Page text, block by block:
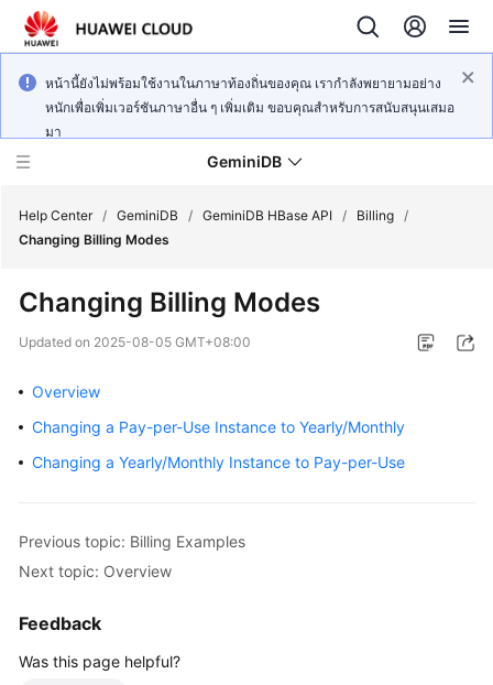
หน้านี้ยังไม่พร้อมใช้งานในภาษาท้องถิ่นของคุณ เรากำลังพยายามอย่าง
หนักเพื่อเพิ่มเวอร์ชันภาษาอื่น ๆ เพิ่มเติม ขอบคุณสำหรับการสนับสนุนเสมอ
มา
GeminiDB
New
Bulletin
Service
Overview
Redis
Influx
API
Help Center / GeminiDB / GeminiDB HBase API / Billing /
Changing Billing Modes
Changing Billing Modes
Updated on 2025-08-05 GMT+08:00
Overview
Changing a Pay-per-Use Instance to Yearly/Monthly
Changing a Yearly/Monthly Instance to Pay-per-Use
Previous topic: Billing Examples
Next topic: Overview
Feedback
Was this page helpful?